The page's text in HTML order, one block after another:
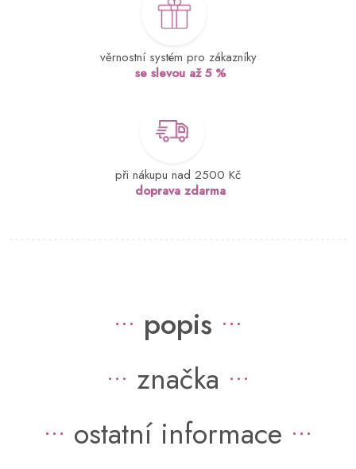
věrnostní systém pro zákazníky
se slevou až 5 %
při nákupu nad 2500 Kč
doprava zdarma
popis
značka
ostatní informace